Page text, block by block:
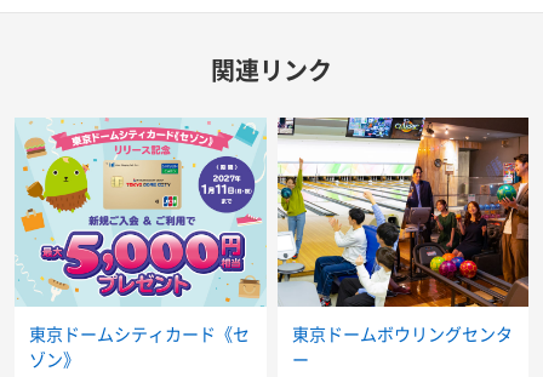
関連リンク
東京ドームシティカード《セ
ゾン》
東京ドームボウリングセンタ
ー